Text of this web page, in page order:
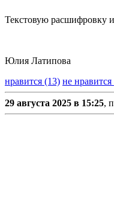
Текстовую расшифровку
Юлия Латипова
нравится (13) не нравится
29 августа 2025 в 15:25,